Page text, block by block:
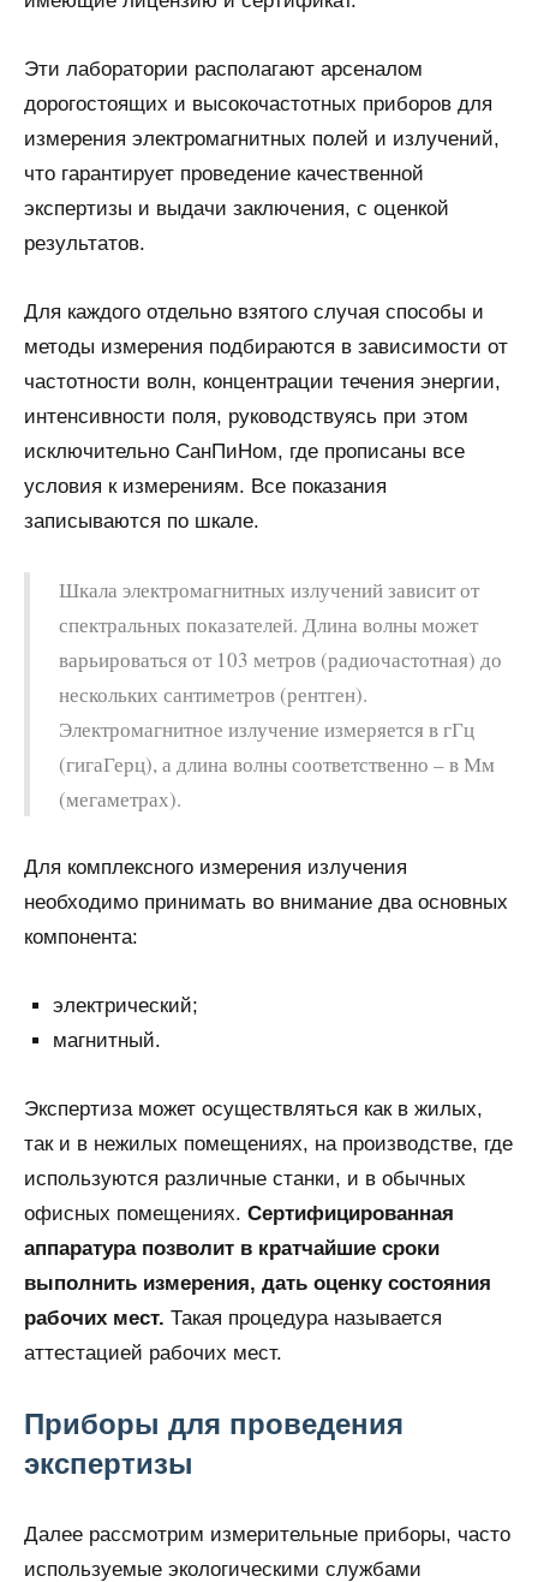
Эти лаборатории располагают арсеналом
дорогостоящих и высокочастотных приборов для
измерения электромагнитных полей и излучений,
что гарантирует проведение качественной
экспертизы и выдачи заключения, с оценкой
результатов.
Для каждого отдельно взятого случая способы и
методы измерения подбираются в зависимости от
частотности волн, концентрации течения энергии,
интенсивности поля, руководствуясь при этом
исключительно СанПиНом, где прописаны все
условия к измерениям. Все показания
записываются по шкале.
Шкала электромагнитных излучений зависит от
спектральных показателей. Длина волны может
варьироваться от 103 метров (радиочастотная) до
нескольких сантиметров (рентген).
Электромагнитное излучение измеряется в гГц
(гигаГерц), а длина волны соответственно – в Мм
(мегаметрах).
Для комплексного измерения излучения
необходимо принимать во внимание два основных
компонента:
электрический;
магнитный.
Экспертиза может осуществляться как в жилых,
так и в нежилых помещениях, на производстве, где
используются различные станки, и в обычных
офисных помещениях. Сертифицированная
аппаратура позволит в кратчайшие сроки
выполнить измерения, дать оценку состояния
рабочих мест. Такая процедура называется
аттестацией рабочих мест.
Приборы для проведения
экспертизы
Далее рассмотрим измерительные приборы, часто
используемые экологическими службами